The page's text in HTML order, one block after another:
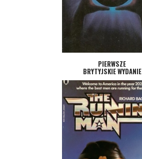
PIERWSZE
BRYTYJSKIE WYDANIE